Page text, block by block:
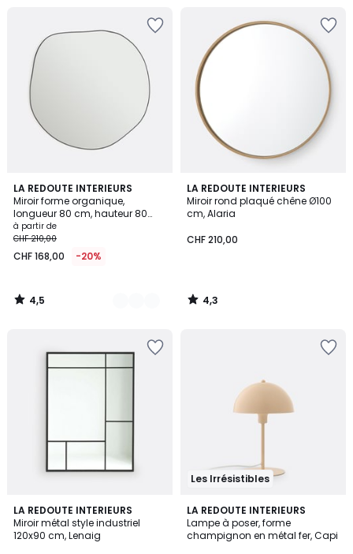
LA REDOUTE INTERIEURS
Miroir forme organique,
longueur 80 cm, hauteur 80
cm, ORNICA
à partir de
CHF 210,00
CHF 168,00 -20%
4,5
/ 5
2
Couleurs
4,5
/
LA REDOUTE INTERIEURS
Miroir rond plaqué chêne Ø100
cm, Alaria
CHF 210,00
4,3
/ 5
4,3
/
LA REDOUTE INTERIEURS
Miroir métal style industriel
120x90 cm, Lenaig
4,8
/ 5
Les Irrésistibles
LA REDOUTE INTERIEURS
Lampe à poser, forme
champignon en métal fer, Capi
4,3
/ 5
5
Couleurs